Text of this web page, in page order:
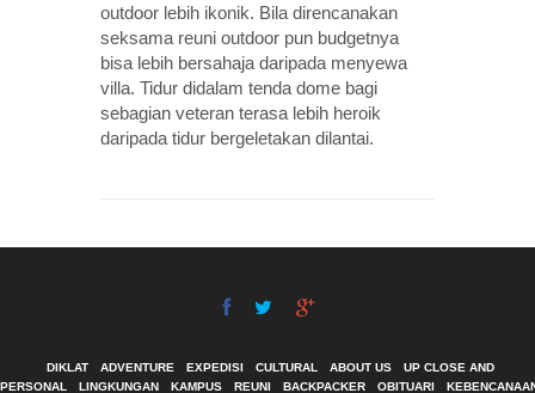
outdoor lebih ikonik. Bila direncanakan
seksama reuni outdoor pun budgetnya
bisa lebih bersahaja daripada menyewa
villa. Tidur didalam tenda dome bagi
sebagian veteran terasa lebih heroik
daripada tidur bergeletakan dilantai.
DIKLAT ADVENTURE EXPEDISI CULTURAL ABOUT US
UP CLOSE AND
PERSONAL
LINGKUNGAN KAMPUS REUNI BACKPACKER OBITUARI